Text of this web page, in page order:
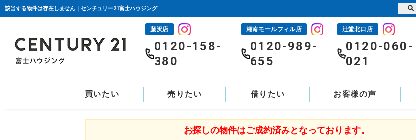
該当する物件は存在しません｜センチュリー21富士ハウジング
藤沢店
0120-158-
380
湘南モールフィル店
0120-989-
655
辻堂北口店
0120-060-
021
買いたい 売りたい 借りたい お客様の声
お探しの物件はご成約済みとなっております。